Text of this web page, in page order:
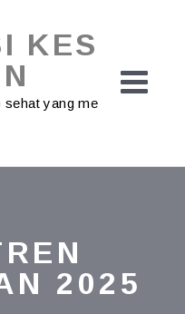
KES
sehat yang me
2025